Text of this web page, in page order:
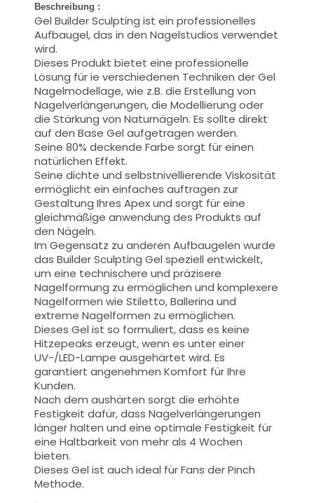
Beschreibung :
Gel Builder Sculpting ist ein professionelles
Aufbaugel, das in den Nagelstudios verwendet
wird.
Dieses Produkt bietet eine professionelle
Lösung für ie verschiedenen Techniken der Gel
Nagelmodellage, wie z.B. die Erstellung von
Nagelverlängerungen, die Modellierung oder
die Stärkung von Naturnägeln. Es sollte direkt
auf den Base Gel aufgetragen werden.
Seine 80% deckende Farbe sorgt für einen
natürlichen Effekt.
Seine dichte und selbstnivellierende Viskosität
ermöglicht ein einfaches auftragen zur
Gestaltung Ihres Apex und sorgt für eine
gleichmäßige anwendung des Produkts auf
den Nägeln.
Im Gegensatz zu anderen Aufbaugelen wurde
das Builder Sculpting Gel speziell entwickelt,
um eine technischere und präzisere
Nagelformung zu ermöglichen und komplexere
Nagelformen wie Stiletto, Ballerina und
extreme Nagelformen zu ermöglichen.
Dieses Gel ist so formuliert, dass es keine
Hitzepeaks erzeugt, wenn es unter einer
UV-/LED-Lampe ausgehärtet wird. Es
garantiert angenehmen Komfort für Ihre
Kunden.
Nach dem aushärten sorgt die erhöhte
Festigkeit dafür, dass Nagelverlängerungen
länger halten und eine optimale Festigkeit für
eine Haltbarkeit von mehr als 4 Wochen
bieten.
Dieses Gel ist auch ideal für Fans der Pinch
Methode.